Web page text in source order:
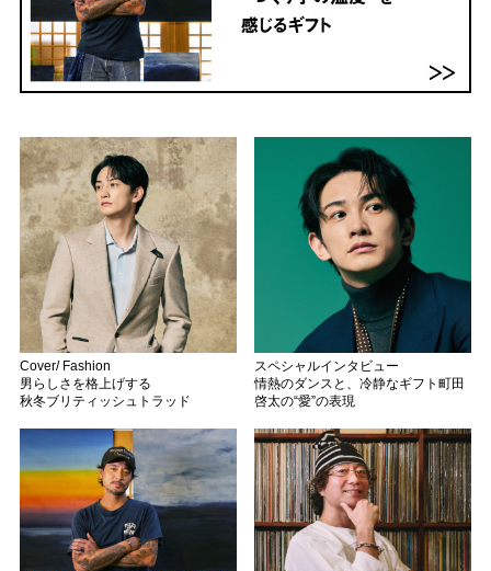
Cover/ Fashion
男らしさを格上げする
秋冬ブリティッシュトラッド
スペシャルインタビュー
情熱のダンスと、冷静なギフト町田
啓太の“愛”の表現